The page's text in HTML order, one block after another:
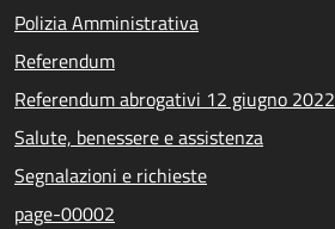
Polizia Amministrativa
Referendum
Referendum abrogativi 12 giugno 2022
Salute, benessere e assistenza
Segnalazioni e richieste
page-00002